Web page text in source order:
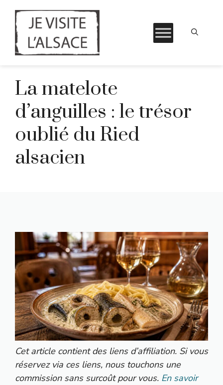
contenuLa matelote
d’anguilles : le trésor
oublié du Ried
alsacien
Cet article contient des liens d’affiliation. Si vous
réservez via ces liens, nous touchons une
commission sans surcoût pour vous. En savoir